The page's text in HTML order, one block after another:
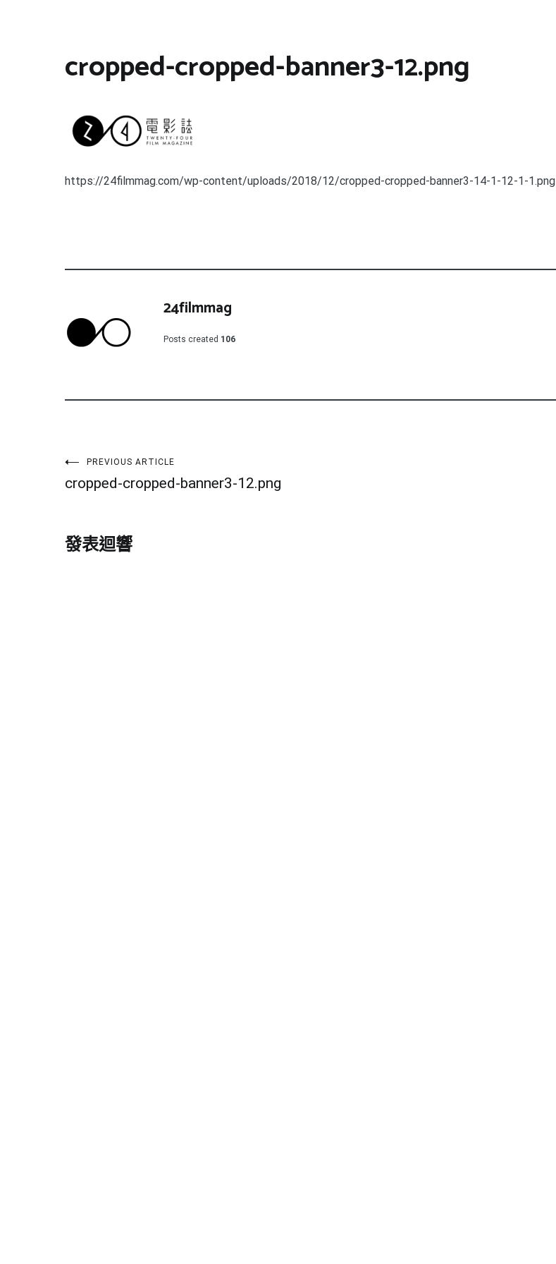
cropped-cropped-banner3-12.png
https://24filmmag.com/wp-content/uploads/2018/12/cropped-cropped-banner3-14-1-12-1-1.png
24filmmag
Posts created 106
文
導
PREVIOUS ARTICLE
cropped-cropped-banner3-12.png
發表迴響